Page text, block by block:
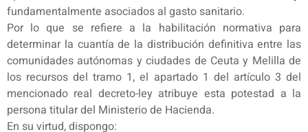
fundamentalmente asociados al gasto sanitario.
Por lo que se refiere a la habilitación normativa para
determinar la cuantía de la distribución definitiva entre las
comunidades autónomas y ciudades de Ceuta y Melilla de
los recursos del tramo 1, el apartado 1 del artículo 3 del
mencionado real decreto-ley atribuye esta potestad a la
persona titular del Ministerio de Hacienda.
En su virtud, dispongo: